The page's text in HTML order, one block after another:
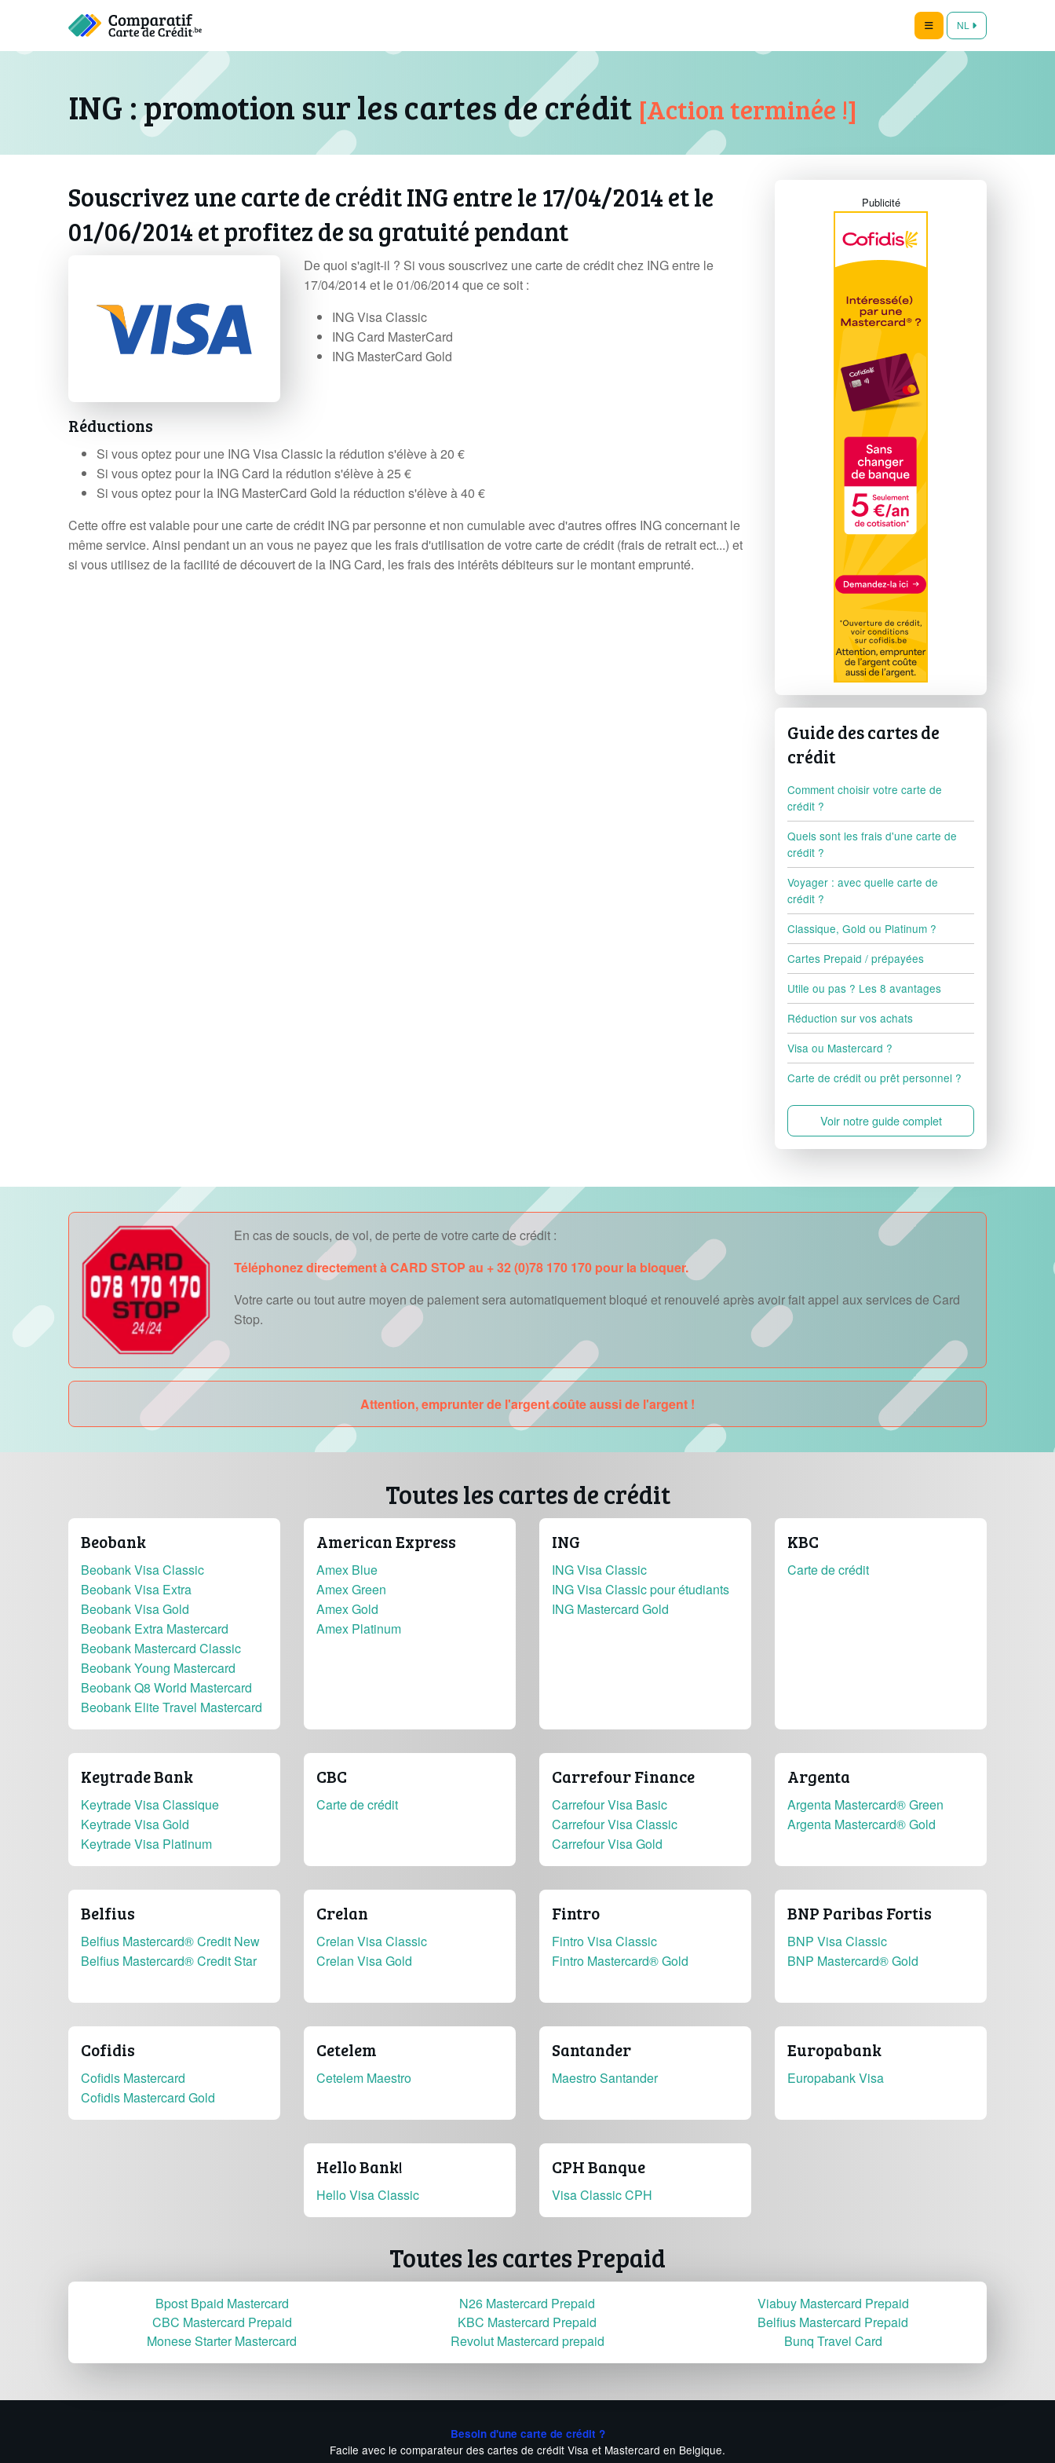
NL
ING : promotion sur les cartes de crédit [Action terminée !]
Souscrivez une carte de crédit ING entre le 17/04/2014 et le
01/06/2014 et profitez de sa gratuité pendant
De quoi s'agit-il ? Si vous souscrivez une carte de crédit chez ING entre le
17/04/2014 et le 01/06/2014 que ce soit :
ING Visa Classic
ING Card MasterCard
ING MasterCard Gold
Réductions
Si vous optez pour une ING Visa Classic la rédution s'élève à 20 €
Si vous optez pour la ING Card la rédution s'élève à 25 €
Si vous optez pour la ING MasterCard Gold la réduction s'élève à 40 €
Cette offre est valable pour une carte de crédit ING par personne et non cumulable avec d'autres offres ING concernant le
même service. Ainsi pendant un an vous ne payez que les frais d'utilisation de votre carte de crédit (frais de retrait ect...) et
si vous utilisez de la facilité de découvert de la ING Card, les frais des intérêts débiteurs sur le montant emprunté.
Publicité
Guide des cartes de
crédit
Comment choisir votre carte de
crédit ?
Quels sont les frais d'une carte de
crédit ?
Voyager : avec quelle carte de
crédit ?
Classique, Gold ou Platinum ?
Cartes Prepaid / prépayées
Utile ou pas ? Les 8 avantages
Réduction sur vos achats
Visa ou Mastercard ?
Carte de crédit ou prêt personnel ?
Voir notre guide complet
En cas de soucis, de vol, de perte de votre carte de crédit :
Téléphonez directement à CARD STOP au + 32 (0)78 170 170 pour la bloquer.
Votre carte ou tout autre moyen de paiement sera automatiquement bloqué et renouvelé après avoir fait appel aux services de Card
Stop.
Attention, emprunter de l'argent coûte aussi de l'argent !
Toutes les cartes de crédit
Beobank
Beobank Visa Classic
Beobank Visa Extra
Beobank Visa Gold
Beobank Extra Mastercard
Beobank Mastercard Classic
Beobank Young Mastercard
Beobank Q8 World Mastercard
Beobank Elite Travel Mastercard
American Express
Amex Blue
Amex Green
Amex Gold
Amex Platinum
ING
ING Visa Classic
ING Visa Classic pour étudiants
ING Mastercard Gold
KBC
Carte de crédit
Keytrade Bank
Keytrade Visa Classique
Keytrade Visa Gold
Keytrade Visa Platinum
CBC
Carte de crédit
Carrefour Finance
Carrefour Visa Basic
Carrefour Visa Classic
Carrefour Visa Gold
Argenta
Argenta Mastercard® Green
Argenta Mastercard® Gold
Belfius
Belfius Mastercard® Credit New
Belfius Mastercard® Credit Star
Crelan
Crelan Visa Classic
Crelan Visa Gold
Fintro
Fintro Visa Classic
Fintro Mastercard® Gold
BNP Paribas Fortis
BNP Visa Classic
BNP Mastercard® Gold
Cofidis
Cofidis Mastercard
Cofidis Mastercard Gold
Cetelem
Cetelem Maestro
Santander
Maestro Santander
Europabank
Europabank Visa
Hello Bank!
Hello Visa Classic
CPH Banque
Visa Classic CPH
Toutes les cartes Prepaid
Bpost Bpaid Mastercard N26 Mastercard Prepaid
Viabuy Mastercard Prepaid
CBC Mastercard Prepaid
KBC Mastercard Prepaid
Belfius Mastercard Prepaid
Monese Starter Mastercard
Revolut Mastercard prepaid Bunq Travel Card
Besoin d'une carte de crédit ?
Facile avec le comparateur des cartes de crédit Visa et Mastercard en Belgique.